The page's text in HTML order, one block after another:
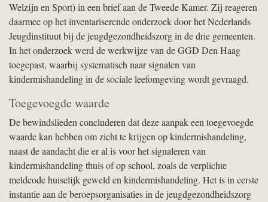
Welzijn en Sport) in een brief aan de Tweede Kamer. Zij reageren
daarmee op het inventariserende onderzoek door het Nederlands
Jeugdinstituut bij de jeugdgezondheidszorg in de drie gemeenten.
In het onderzoek werd de werkwijze van de GGD Den Haag
toegepast, waarbij systematisch naar signalen van
kindermishandeling in de sociale leefomgeving wordt gevraagd.
Toegevoegde waarde
De bewindslieden concluderen dat deze aanpak een toegevoegde
waarde kan hebben om zicht te krijgen op kindermishandeling,
naast de aandacht die er al is voor het signaleren van
kindermishandeling thuis of op school, zoals de verplichte
meldcode huiselijk geweld en kindermishandeling. Het is in eerste
instantie aan de beroepsorganisaties in de jeugdgezondheidszorg